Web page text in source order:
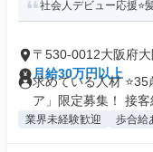
社会人デビュー応援⭐
〒530-0012大阪府
月給30万円以上
求めている人材
ア」限定募集！ 接客
業界未経験歓迎 歩合給